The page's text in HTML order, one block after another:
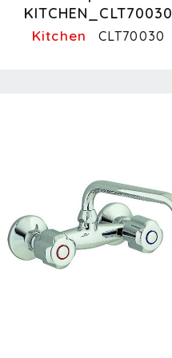
KITCHEN_CLT70030
Kitchen CLT70030